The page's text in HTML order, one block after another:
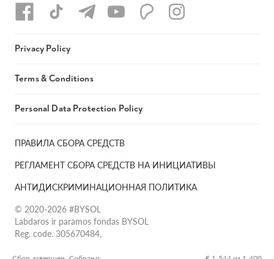
ПРАВИЛА СБОРА СРЕДСТВ
РЕГЛАМЕНТ СБОРА СРЕДСТВ НА ИНИЦИАТИВЫ
АНТИДИСКРИМИНАЦИОННАЯ ПОЛИТИКА
© 2020-2026 #BYSOL
Labdaros ir paramos fondas BYSOL
Reg. code. 305670484,
Privacy Policy
Terms & Conditions
Personal Data Protection Policy